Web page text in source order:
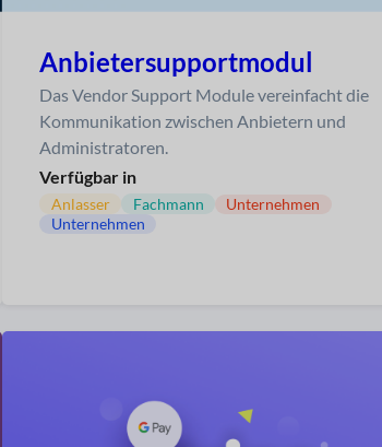
Anbietersupportmodul
Das Vendor Support Module vereinfacht die
Kommunikation zwischen Anbietern und
Administratoren.
Verfügbar in
Anlasser Fachmann
Unternehmen
Unternehmen